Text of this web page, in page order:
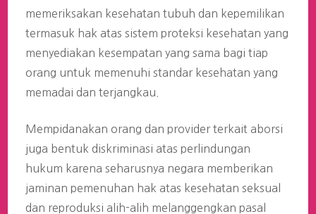
memeriksakan kesehatan tubuh dan kepemilikan
termasuk hak atas sistem proteksi kesehatan yang
menyediakan kesempatan yang sama bagi tiap
orang untuk memenuhi standar kesehatan yang
memadai dan terjangkau.
Mempidanakan orang dan provider terkait aborsi
juga bentuk diskriminasi atas perlindungan
hukum karena seharusnya negara memberikan
jaminan pemenuhan hak atas kesehatan seksual
dan reproduksi alih-alih melanggengkan pasal